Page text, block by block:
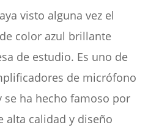
visto alguna vez el
color azul brillante
de estudio. Es uno de
de micrófono
se ha hecho famoso por
alta calidad y diseño